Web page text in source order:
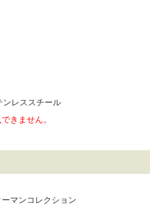
レススチール
きません。
マンコレクション